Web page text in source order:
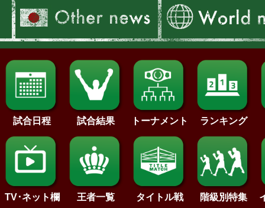
試合日程 試合結果 トーナメント ランキング
TV･ネット欄 王者一覧 タイトル戦 階級別特集